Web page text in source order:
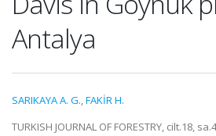
Antalya
SARIKAYA A. G.,FAKİR H.
TURKISH JOURNAL OF FORESTRY, cilt.18,